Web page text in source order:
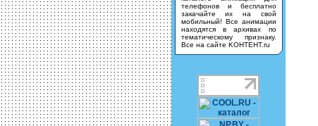
телефонов и бесплатно
закачайте их на свой
мобильный! Все анимации
находятся в архивах по
тематическому признаку.
Все на сайте KOHTEHT.ru